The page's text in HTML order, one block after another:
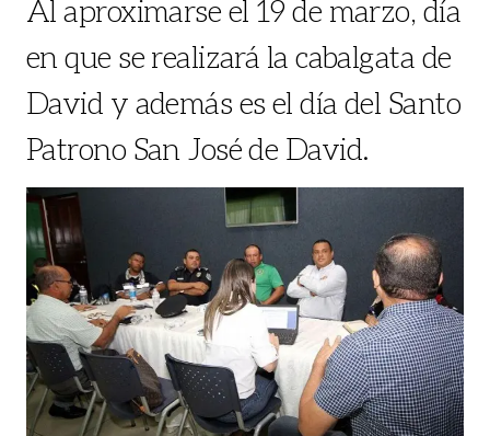
Al aproximarse el 19 de marzo, día
en que se realizará la cabalgata de
David y además es el día del Santo
Patrono San José de David.